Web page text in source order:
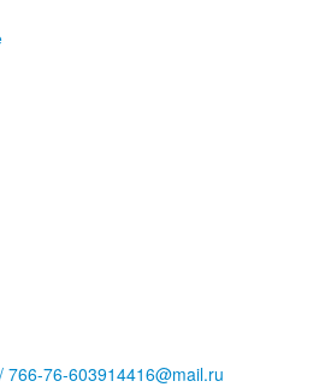
766-76-603914416@mail.ru